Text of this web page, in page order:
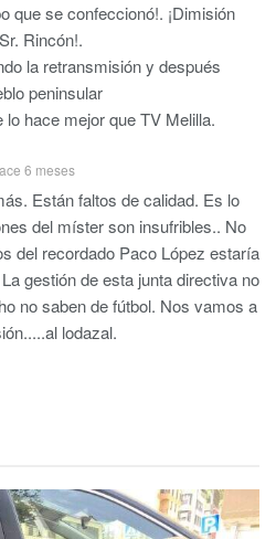
que se confeccionó!. ¡Dimisión
Rincón!.
la retransmisión y después
peninsular
hace mejor que TV Melilla.
6 meses
Están faltos de calidad. Es lo
del míster son insufribles.. No
del recordado Paco López estaría
gestión de esta junta directiva no
no saben de fútbol. Nos vamos a
lodazal.